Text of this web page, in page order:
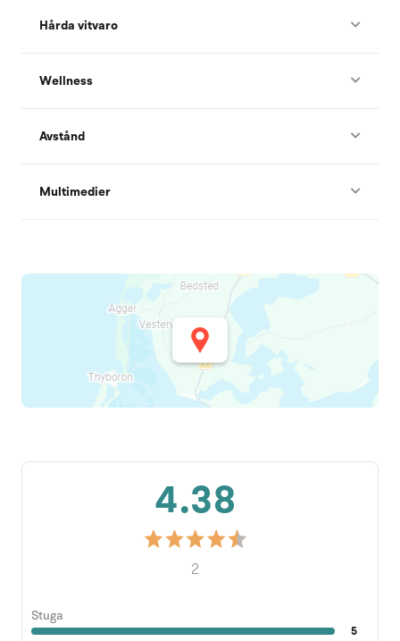
Hårda vitvaro
Wellness
Avstånd
Multimedier
4.38
2
Stuga
5